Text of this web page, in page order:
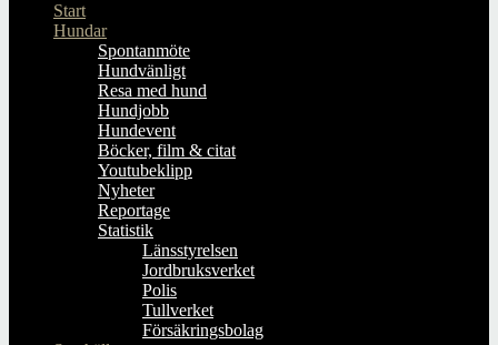
Start
Hundar
Spontanmöte
Hundvänligt
Resa med hund
Hundjobb
Hundevent
Böcker, film & citat
Youtubeklipp
Nyheter
Reportage
Statistik
Länsstyrelsen
Jordbruksverket
Polis
Tullverket
Försäkringsbolag